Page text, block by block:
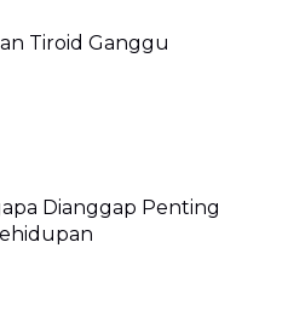
Tiroid Ganggu
Dianggap Penting